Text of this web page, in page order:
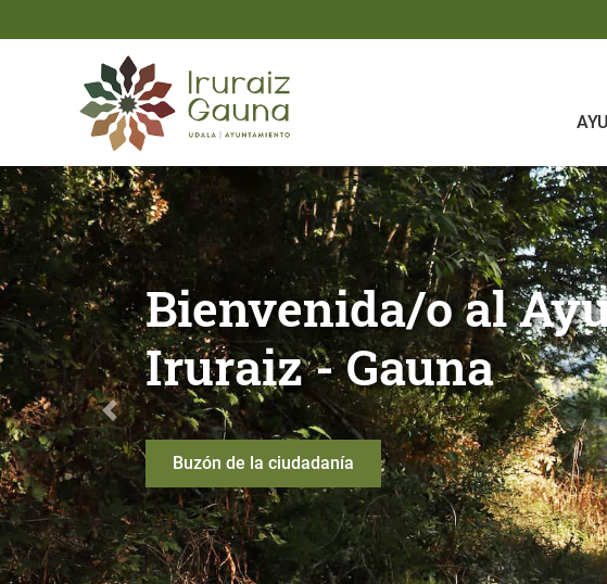
Bienvenida/o al Ayuntamiento
Mapa toponímico
Anterior